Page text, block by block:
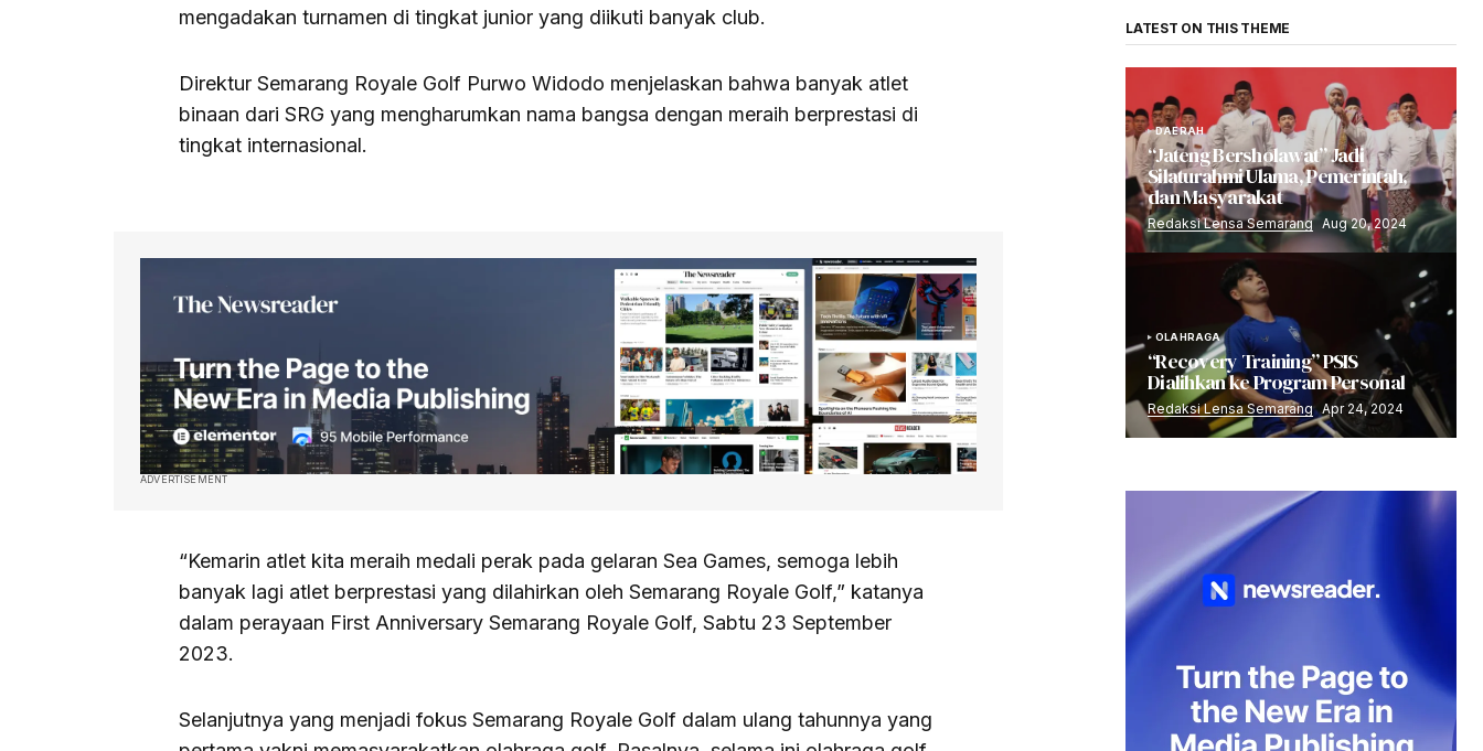
mengadakan turnamen di tingkat junior yang diikuti banyak club.
Direktur Semarang Royale Golf Purwo Widodo menjelaskan bahwa banyak atlet
binaan dari SRG yang mengharumkan nama bangsa dengan meraih berprestasi di
tingkat internasional.
ADVERTISEMENT
“Kemarin atlet kita meraih medali perak pada gelaran Sea Games, semoga lebih
banyak lagi atlet berprestasi yang dilahirkan oleh Semarang Royale Golf,” katanya
dalam perayaan First Anniversary Semarang Royale Golf, Sabtu 23 September
2023.
Selanjutnya yang menjadi fokus Semarang Royale Golf dalam ulang tahunnya yang
LATEST ON THIS THEME
DAERAH
“Jateng Bersholawat” Jadi
Silaturahmi Ulama, Pemerintah,
dan Masyarakat
Redaksi Lensa Semarang Aug 20, 2024
OLAHRAGA
“Recovery Training” PSIS
Dialihkan ke Program Personal
Redaksi Lensa Semarang Apr 24, 2024